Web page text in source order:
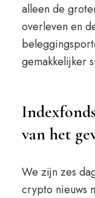
alleen de
overleven en
gemakkelijker
van het
We zijn zes
crypto nieuws